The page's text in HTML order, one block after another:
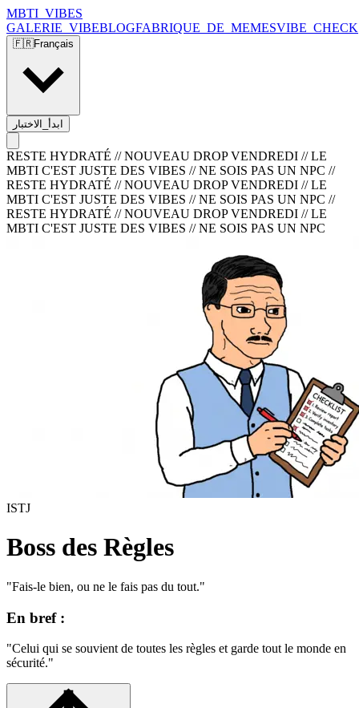
MBTI_VIBES
GALERIE_VIBEBLOGFABRIQUE_DE_MEMESVIBE_CHECK
🇫🇷Français
ابدأ_الاختبار
RESTE HYDRATÉ // NOUVEAU DROP VENDREDI // LE
MBTI C'EST JUSTE DES VIBES // NE SOIS PAS UN NPC //
RESTE HYDRATÉ // NOUVEAU DROP VENDREDI // LE
MBTI C'EST JUSTE DES VIBES // NE SOIS PAS UN NPC //
RESTE HYDRATÉ // NOUVEAU DROP VENDREDI // LE
MBTI C'EST JUSTE DES VIBES // NE SOIS PAS UN NPC
ISTJ
Boss des Règles
"Fais-le bien, ou ne le fais pas du tout."
En bref :
"Celui qui se souvient de toutes les règles et garde tout le monde en
sécurité."